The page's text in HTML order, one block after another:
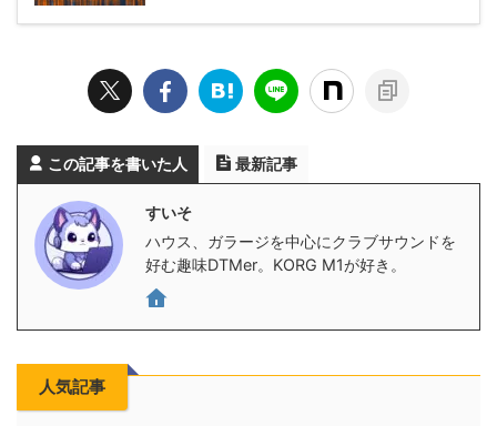
この記事を書いた人 最新記事
すいそ
ハウス、ガラージを中心にクラブサウンドを
好む趣味DTMer。KORG M1が好き。
人気記事